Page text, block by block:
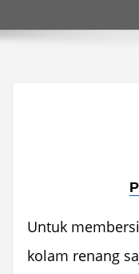
Untuk
kolam renang